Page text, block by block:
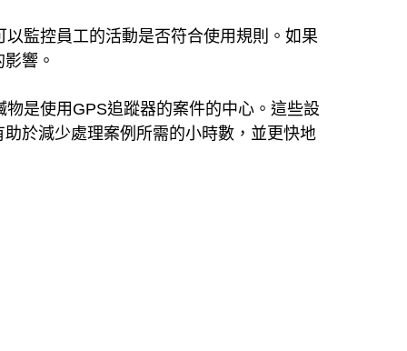
監控員工的活動是否符合使用規則。如果
響。
是使用GPS追蹤器的案件的中心。這些設
於減少處理案例所需的小時數，並更快地